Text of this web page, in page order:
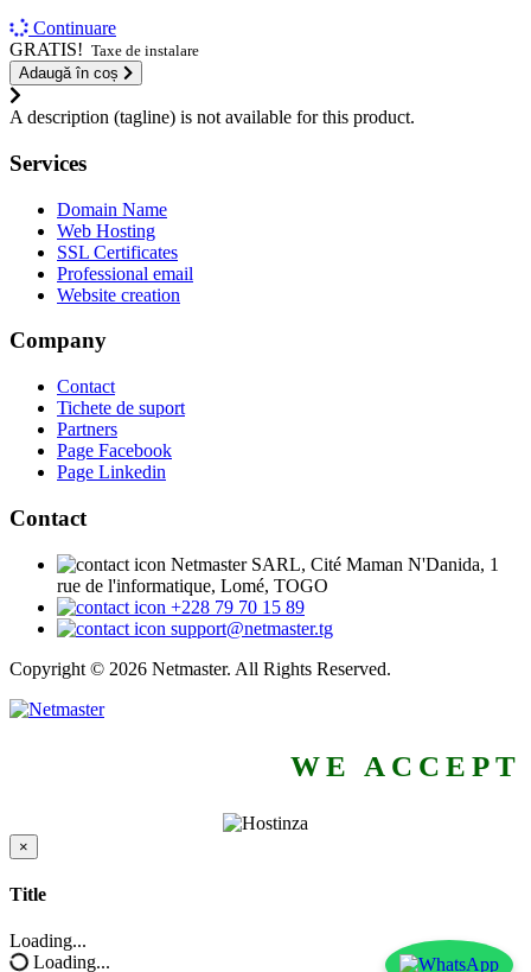
Continuare
GRATIS! Taxe de instalare
Adaugă în coș
A description (tagline) is not available for this product.
Services
Domain Name
Web Hosting
SSL Certificates
Professional email
Website creation
Company
Contact
Tichete de suport
Partners
Page Facebook
Page Linkedin
Contact
Netmaster SARL, Cité Maman N'Danida, 1
rue de l'informatique, Lomé, TOGO
+228 79 70 15 89
support@netmaster.tg
Copyright © 2026 Netmaster. All Rights Reserved.
WE ACCEPT
×
Close
Title
Loading...
Loading...